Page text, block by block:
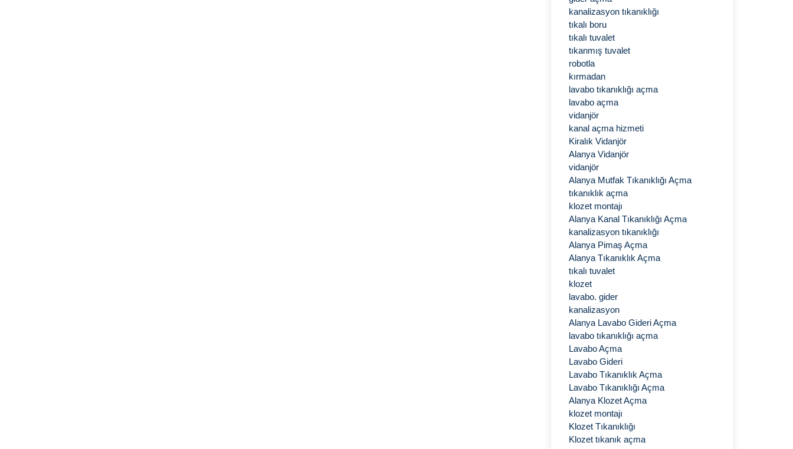
kanalizasyon tıkanıklığı
tıkalı boru
tıkalı tuvalet
tıkanmış tuvalet
robotla
kırmadan
lavabo tıkanıklığı açma
lavabo açma
vidanjör
kanal açma hizmeti
Kiralık Vidanjör
Alanya Vidanjör
vidanjör
Alanya Mutfak Tıkanıklığı Açma
tıkanıklık açma
klozet montajı
Alanya Kanal Tıkanıklığı Açma
kanalizasyon tıkanıklığı
Alanya Pimaş Açma
Alanya Tıkanıklık Açma
tıkalı tuvalet
klozet
lavabo. gider
kanalizasyon
Alanya Lavabo Gideri Açma
lavabo tıkanıklığı açma
Lavabo Açma
Lavabo Gideri
Lavabo Tıkanıklık Açma
Lavabo Tıkanıklığı Açma
Alanya Klozet Açma
klozet montajı
Klozet Tıkanıklığı
Klozet tıkanık açma